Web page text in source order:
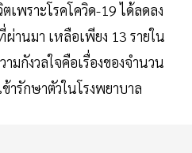
พราะโรคโควิด-19 ได้ลดลง
านมา เหลือเพียง 13 รายใน
มกังวลใจคือเรื่องของจำนวน
ารักษาตัวในโรงพยาบาล